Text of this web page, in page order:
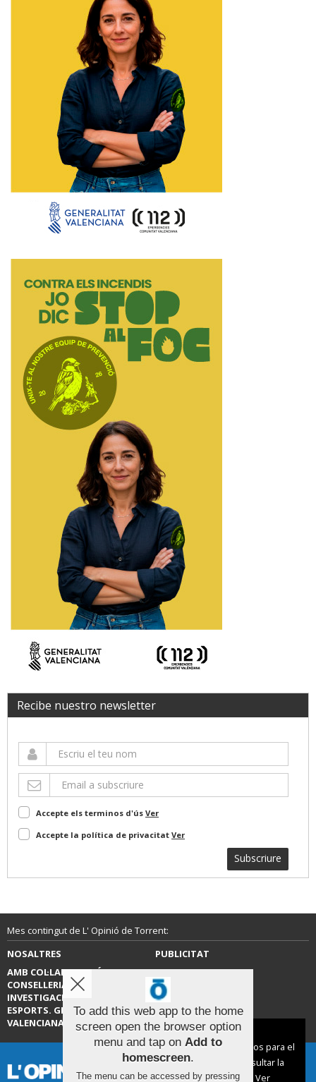
Recibe nuestro newsletter
Accepte els terminos d'ús Ver
Accepte la política de privacitat Ver
Subscriure
Mes contingut de L' Opinió de Torrent:
NOSALTRES
PUBLICITAT
AMB COL·LABORACIÓ DE LA
CONSELLERIA D’EDUCACIÓ,
INVESTIGACIÓ, CULTURA I
ESPORTS. GENERALITAT
VALENCIANA.
CONTACTE
To add this web app to the home
screen open the browser option
menu and tap on Add to
homescreen.
The menu can be accessed by pressing
Aviso sobre el Uso de cookies:
Utilizamos cookies nuestras y de terceros para el
funcionamiento del digital. Puedes consultar la
lista de cookies y como desconectarlas.
Ver